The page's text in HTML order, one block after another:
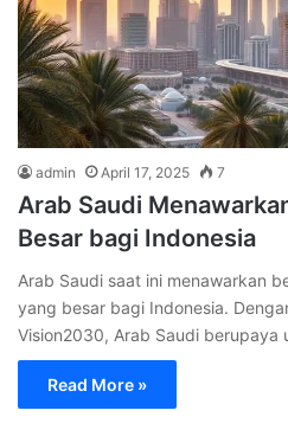
admin April 17, 2025 7
Arab Saudi
Besar bagi Indonesia
Arab Saudi saat ini menawarkan
yang besar bagi Indonesia.
Vision2030, Arab Saudi berupaya
Read More »